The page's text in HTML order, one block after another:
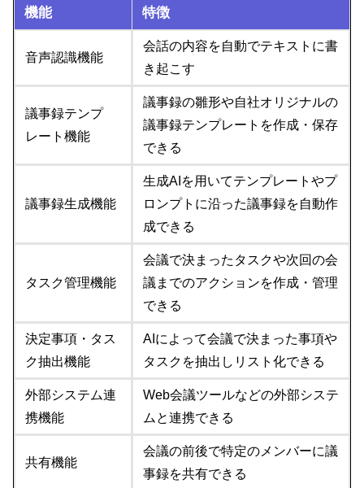
機能 特徴
音声認識機能
会話の内容を自動でテキストに書
き起こす
議事録テンプ
レート機能
議事録の雛形や自社オリジナルの
議事録テンプレートを作成・保存
できる
議事録生成機能
生成AIを用いてテンプレートやプ
ロンプトに沿った議事録を自動作
成できる
タスク管理機能
会議で決まったタスクや次回の会
議までのアクションを作成・管理
できる
決定事項・タス
ク抽出機能
AIによって会議で決まった事項や
タスクを抽出しリスト化できる
外部システム連
携機能
Web会議ツールなどの外部システ
ムと連携できる
共有機能
会議の前後で特定のメンバーに議
事録を共有できる